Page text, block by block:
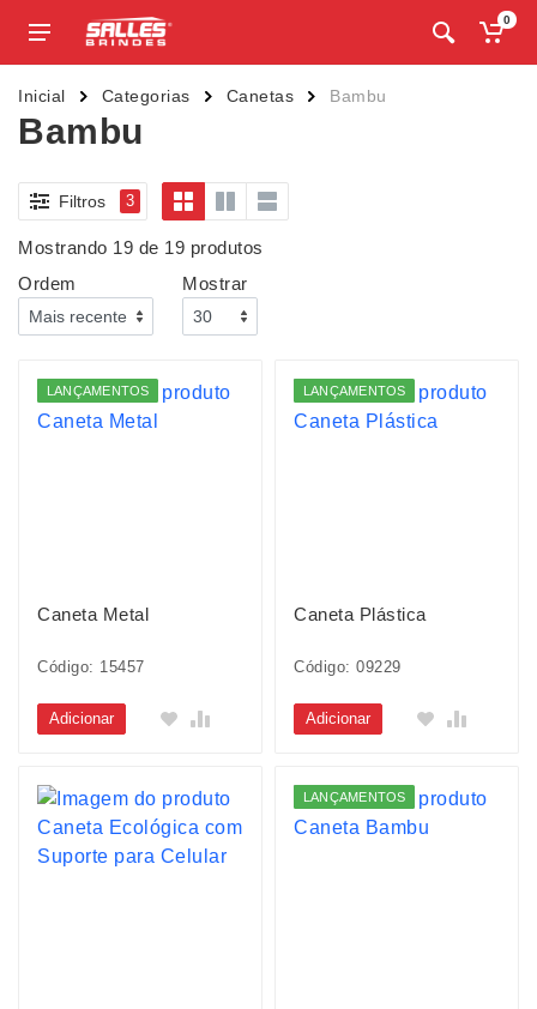
0
Inicial Categorias Canetas Bambu
Bambu
Filtros 3
Mostrando 19 de 19 produtos
Ordem
Mostrar
LANÇAMENTOS
Caneta Metal
Código: 15457
Adicionar
LANÇAMENTOS
Caneta Plástica
Código: 09229
Adicionar
LANÇAMENTOS